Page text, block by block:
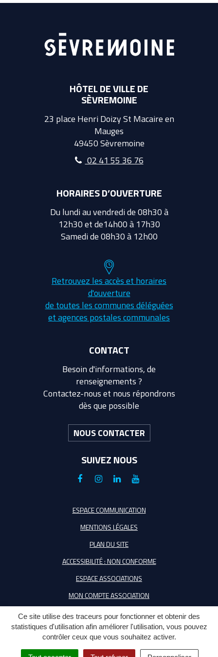
Ce site utilise des traceurs pour fonctionner et obtenir des
statistiques d'utilisation afin améliorer l'utilisation, vous pouvez
contrôler ceux que vous souhaitez activer.
HÔTEL DE VILLE DE
SÈVREMOINE
23 place Henri Doizy St Macaire en
Mauges
49450 Sèvremoine
02 41 55 36 76
HORAIRES D’OUVERTURE
Du lundi au vendredi de 08h30 à
12h30 et de14h00 à 17h30
Samedi de 08h30 à 12h00
Retrouvez les accès et horaires
d'ouverture
de toutes les communes déléguées
et agences postales communales
CONTACT
Besoin d'informations, de
renseignements ?
Contactez-nous et nous répondrons
dès que possible
NOUS CONTACTER
SUIVEZ NOUS
Lien
le
Facebook
Lien
le
compte
Instagram
Lien
le
compte
Linkedin
Lien
la
Youtube
ESPACE COMMUNICATION
MENTIONS LÉGALES
PLAN DU SITE
ACCESSIBILITÉ : NON CONFORME
ESPACE ASSOCIATIONS
MON COMPTE ASSOCIATION